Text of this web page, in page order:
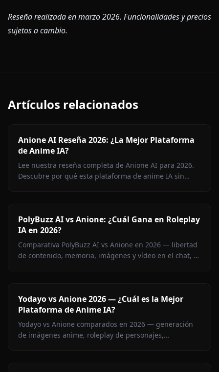
Reseña realizada en marzo 2026. Funcionalidades y precios
sujetos a cambio.
Artículos relacionados
Anione AI Reseña 2026: ¿La Mejor Plataforma
de Anime IA?
Lee nuestra reseña completa de Anione AI para 2026.
Descubre por qué esta plataforma de anime IA sin
PolyBuzz AI vs Anione: ¿Cuál Gana en Roleplay
IA en 2026?
Comparativa PolyBuzz AI vs Anione en 2026 — libertad
de contenido, memoria, imágenes y vídeo en el chat, y
Yodayo vs Anione 2026 — ¿Cuál es la Mejor
Plataforma de Anime IA?
Yodayo vs Anione comparados en 2026 — generación
de imágenes anime, roleplay de personajes,